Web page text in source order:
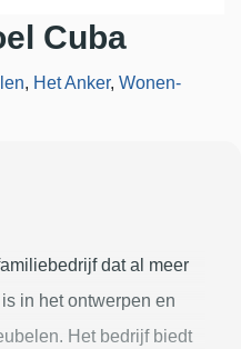
Cuba
, Het Anker, Wonen-
dat al meer
in het ontwerpen en
Het bedrijf biedt